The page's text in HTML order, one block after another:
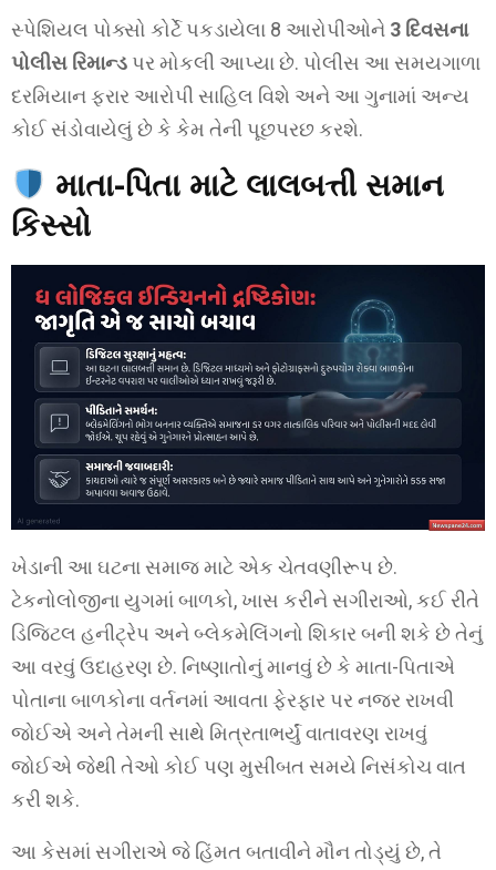
સ્પેશિયલ પોક્સો કોર્ટે પકડાયેલા 8 આરોપીઓને 3 દિવસના
પોલીસ રિમાન્ડ પર મોકલી આપ્યા છે. પોલીસ આ સમયગાળા
દરમિયાન ફરાર આરોપી સાહિલ વિશે અને આ ગુનામાં અન્ય
કોઈ સંડોવાયેલું છે કે કેમ તેની પૂછપરછ કરશે.
માતા-પિતા માટે લાલબત્તી સમાન
કિસ્સો
ખેડાની આ ઘટના સમાજ માટે એક ચેતવણીરૂપ છે.
ટેકનોલોજીના યુગમાં બાળકો, ખાસ કરીને સગીરાઓ, કઈ રીતે
ડિજિટલ હનીટ્રેપ અને બ્લેકમેલિંગનો શિકાર બની શકે છે તેનું
આ વરવું ઉદાહરણ છે. નિષ્ણાતોનું માનવું છે કે માતા-પિતાએ
પોતાના બાળકોના વર્તનમાં આવતા ફેરફાર પર નજર રાખવી
જોઈએ અને તેમની સાથે મિત્રતાભર્યું વાતાવરણ રાખવું
જોઈએ જેથી તેઓ કોઈ પણ મુસીબત સમયે નિસંકોચ વાત
કરી શકે.
આ કેસમાં સગીરાએ જે હિંમત બતાવીને મૌન તોડ્યું છે, તે